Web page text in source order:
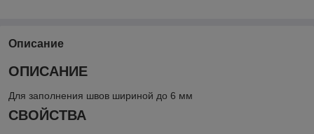
Описание
ОПИСАНИЕ
Для заполнения швов шириной до 6 мм
СВОЙСТВА